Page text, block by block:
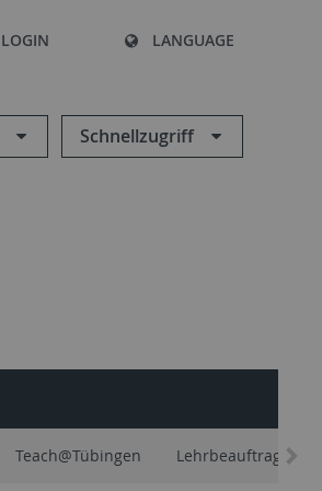
LOGIN LANGUAGE
Schnellzugriff
Teach@Tübingen Lehrbeauftragte